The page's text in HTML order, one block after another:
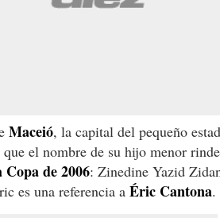
Maceió, la capital del pequeño
el nombre de su hijo menor
Copa de 2006: Zinedine Yazid
es una referencia a Éric Cantona.